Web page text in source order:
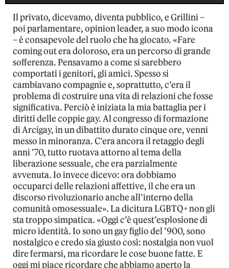
Il privato, dicevamo, diventa pubblico, e Grillini –
poi parlamentare, opinion leader, a suo modo icona
– è consapevole del ruolo che ha giocato. «Fare
coming out era doloroso, era un percorso di grande
sofferenza. Pensavamo a come si sarebbero
comportati i genitori, gli amici. Spesso si
cambiavano compagnie e, soprattutto, c’era il
problema di costruire una vita di relazioni che fosse
significativa. Perciò è iniziata la mia battaglia per i
diritti delle coppie gay. Al congresso di formazione
di Arcigay, in un dibattito durato cinque ore, venni
messo in minoranza. C’era ancora il retaggio degli
anni ’70, tutto ruotava attorno al tema della
liberazione sessuale, che era parzialmente
avvenuta. Io invece dicevo: ora dobbiamo
occuparci delle relazioni affettive, il che era un
discorso rivoluzionario anche all’interno della
comunità omosessuale». La dicitura LGBTQ+ non gli
sta troppo simpatica. «Oggi c’è quest’esplosione di
micro identità. Io sono un gay figlio del ’900, sono
nostalgico e credo sia giusto così: nostalgia non vuol
dire fermarsi, ma ricordare le cose buone fatte. E
oggi mi piace ricordare che abbiamo aperto la